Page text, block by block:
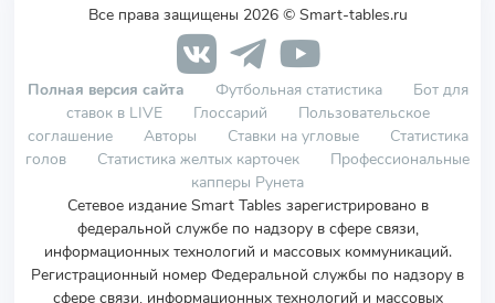
Все права защищены 2026 © Smart-tables.ru
Полная версия сайта Футбольная статистика
Бот для
ставок в LIVE
Глоссарий
Пользовательское
соглашение
Авторы Ставки на угловые
Статистика
голов
Статистика желтых карточек
Профессиональные
капперы Рунета
Сетевое издание Smart Tables зарегистрировано в
федеральной службе по надзору в сфере связи,
информационных технологий и массовых коммуникаций.
Регистрационный номер Федеральной службы по надзору в
сфере связи, информационных технологий и массовых